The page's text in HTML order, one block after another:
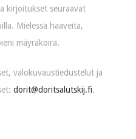
kirjoitukset seuraavat
Mielessä haaveita,
mäyräkoira.
valokuvaustiedustelut ja
dorit@doritsalutskij.fi.